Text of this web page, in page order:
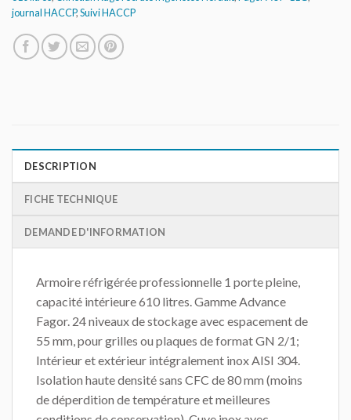
journal HACCP,Suivi HACCP
DESCRIPTION
FICHE TECHNIQUE
DEMANDE D'INFORMATION
Armoire réfrigérée professionnelle 1 porte pleine,
capacité intérieure 610 litres. Gamme Advance
Fagor. 24 niveaux de stockage avec espacement de
55 mm, pour grilles ou plaques de format GN 2/1;
Intérieur et extérieur intégralement inox AISI 304.
Isolation haute densité sans CFC de 80 mm (moins
de déperdition de température et meilleures